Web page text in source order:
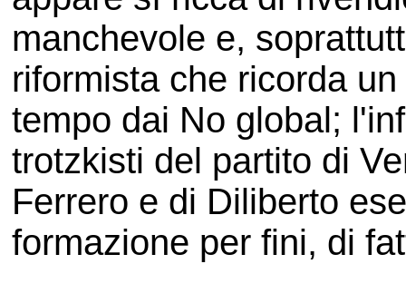
manchevole e,
riformista che ricorda
tempo dai No global;
trotzkisti del partito di
Ferrero e di Diliberto
formazione per fini, di